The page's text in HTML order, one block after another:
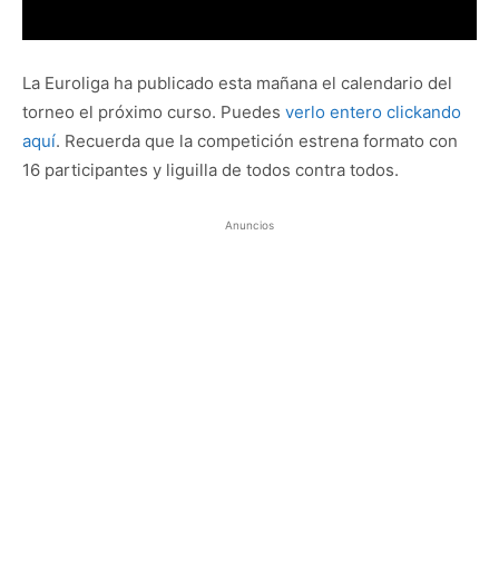
La Euroliga ha publicado esta mañana el calendario del
torneo el próximo curso. Puedes verlo entero clickando
aquí. Recuerda que la competición estrena formato con
16 participantes y liguilla de todos contra todos.
Anuncios